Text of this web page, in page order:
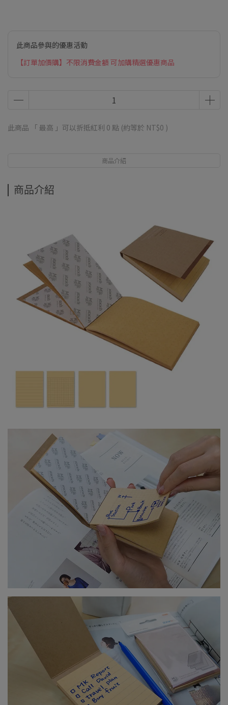
此商品參與的優惠活動
【訂單加價購】不限消費金額 可加購精選優惠商品
此商品 「 最高 」可以折抵紅利 0 點 (約等於 NT$0 )
商品介紹
商品介紹